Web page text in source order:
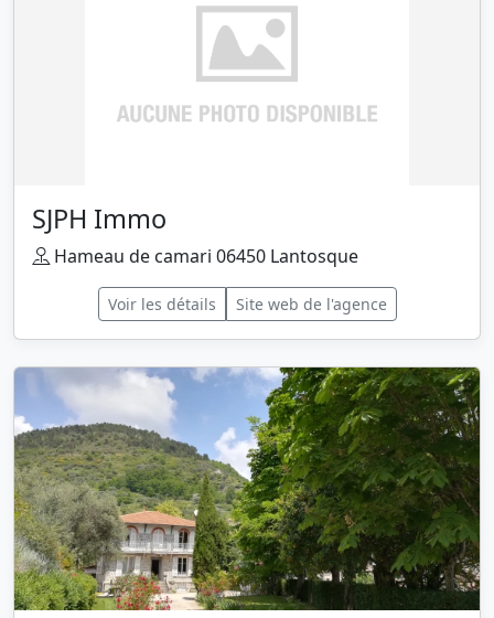
SJPH Immo
Hameau de camari 06450 Lantosque
Voir les détails Site web de l'agence